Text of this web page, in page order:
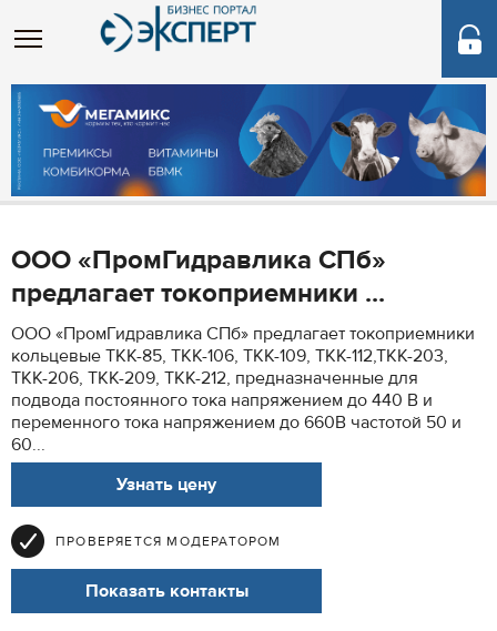
ООО «ПромГидравлика СПб»
предлагает токоприемники ...
ООО «ПромГидравлика СПб» предлагает токоприемники
кольцевые ТКК-85, ТКК-106, ТКК-109, ТКК-112,ТКК-203,
ТКК-206, ТКК-209, ТКК-212, предназначенные для
подвода постоянного тока напряжением до 440 В и
переменного тока напряжением до 660В частотой 50 и
60...
Узнать цену
ПРОВЕРЯЕТСЯ МОДЕРАТОРОМ
Показать контакты